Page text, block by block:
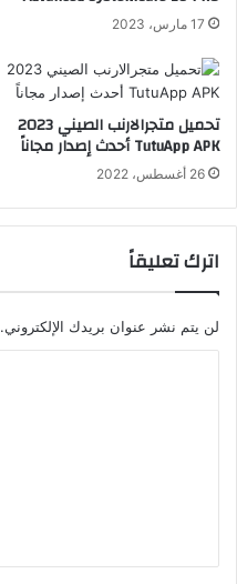
17 مارس، 2023
تحميل متجرالارنب الصيني 2023
TutuApp APK أحدث إصدار مجاناً
26 أغسطس، 2022
اترك تعليقاً
لن يتم نشر عنوان بريدك الإلكتروني.
ق